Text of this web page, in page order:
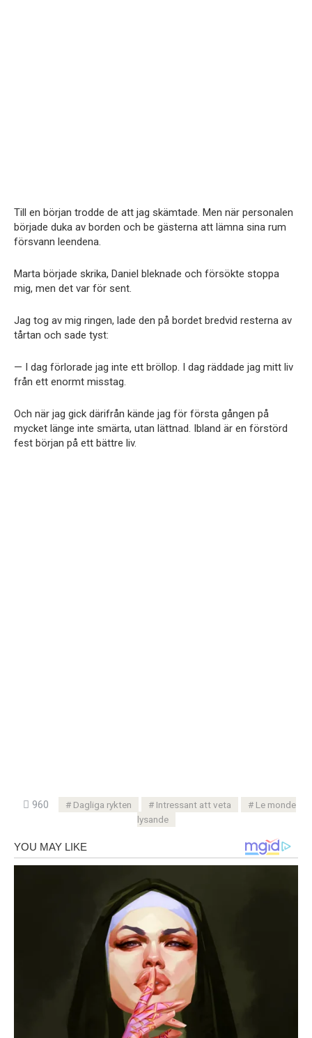
Till en början trodde de att jag skämtade. Men när personalen
började duka av borden och be gästerna att lämna sina rum
försvann leendena.
Marta började skrika, Daniel bleknade och försökte stoppa
mig, men det var för sent.
Jag tog av mig ringen, lade den på bordet bredvid resterna av
tårtan och sade tyst:
— I dag förlorade jag inte ett bröllop. I dag räddade jag mitt liv
från ett enormt misstag.
Och när jag gick därifrån kände jag för första gången på
mycket länge inte smärta, utan lättnad. Ibland är en förstörd
fest början på ett bättre liv.
960 Dagliga rykten Intressant att veta
Le monde
lysande